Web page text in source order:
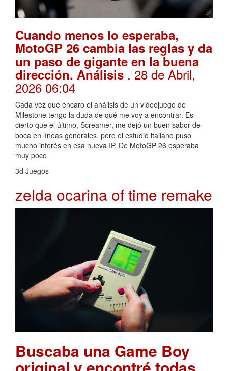
Cuando menos lo esperaba,
MotoGP 26 cambia las reglas y da
un paso de gigante en la buena
dirección. Análisis . 28 de Abril,
2026 06:04
Cada vez que encaro el análisis de un videojuego de
Milestone tengo la duda de qué me voy a encontrar. Es
cierto que el último, Screamer, me dejó un buen sabor de
boca en líneas generales, pero el estudio italiano puso
mucho interés en esa nueva IP. De MotoGP 26 esperaba
muy poco
3d Juegos
zelda ocarina of time remake
Buscaba una Game Boy